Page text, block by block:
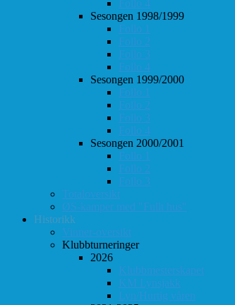
Follo 4
Sesongen 1998/1999
Follo 1
Follo 2
Follo 3
Follo 4
Sesongen 1999/2000
Follo 1
Follo 2
Follo 3
Follo 4
Sesongen 2000/2001
Follo 1
Follo 2
Follo 3
Totaloversikt
ØS-kamper med "Fullt hus"
Historikk
Vinner-oversikt
Klubbturneringer
2026
Klubbmesterskapet
KM Lynsjakk
Lyn/Hurtig våren